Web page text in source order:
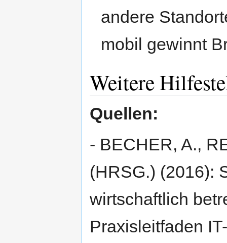
andere
mobil gewinnt
Weitere
Quellen:
- BECHER, A.,
(HRSG.) (2016):
wirtschaftlich
Praxisleitfaden